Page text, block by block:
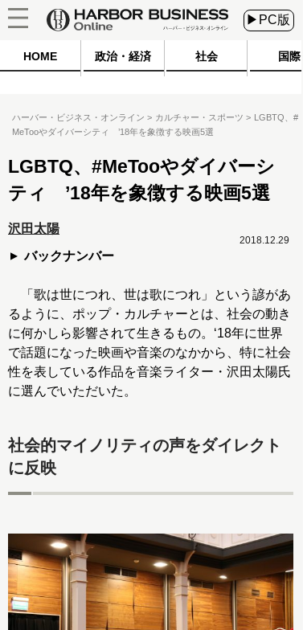
▶PC版
HOME 政治・経済 社会 国際
ハーバー・ビジネス・オンライン カルチャー・スポーツ
LGBTQ、#
MeTooやダイバーシティ ’18年を象徴する映画5選
LGBTQ、#MeTooやダイバーシ
ティ ’18年を象徴する映画5選
沢田太陽
バックナンバー
2018.12.29
「歌は世につれ、世は歌につれ」という諺があ
るように、ポップ・カルチャーとは、社会の動き
に何かしら影響されて生きるもの。‘18年に世界
で話題になった映画や音楽のなかから、特に社会
性を表している作品を音楽ライター・沢田太陽氏
に選んでいただいた。
社会的マイノリティの声をダイレクト
に反映